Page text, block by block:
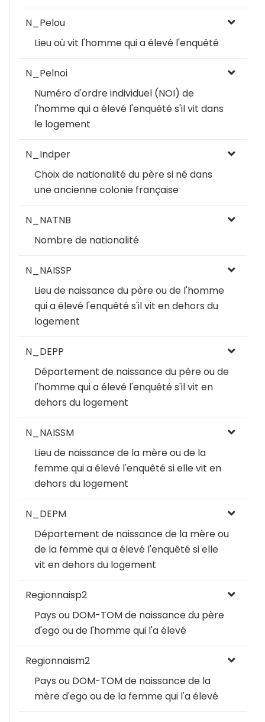
N_Pelou
Lieu où vit l'homme qui a élevé l'enquêté
N_Pelnoi
Numéro d'ordre individuel (NOI) de
l'homme qui a élevé l'enquêté s'il vit dans
le logement
N_Indper
Choix de nationalité du père si né dans
une ancienne colonie française
N_NATNB
Nombre de nationalité
N_NAISSP
Lieu de naissance du père ou de l'homme
qui a élevé l'enquêté s'il vit en dehors du
logement
N_DEPP
Département de naissance du père ou de
l'homme qui a élevé l'enquêté s'il vit en
dehors du logement
N_NAISSM
Lieu de naissance de la mère ou de la
femme qui a élevé l'enquêté si elle vit en
dehors du logement
N_DEPM
Département de naissance de la mère ou
de la femme qui a élevé l'enquêté si elle
vit en dehors du logement
Regionnaisp2
Pays ou DOM-TOM de naissance du père
d'ego ou de l'homme qui l'a élevé
Regionnaism2
Pays ou DOM-TOM de naissance de la
mère d'ego ou de la femme qui l'a élevé